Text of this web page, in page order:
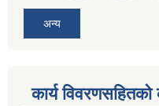
अन्य
कार्य विवरणसहितको